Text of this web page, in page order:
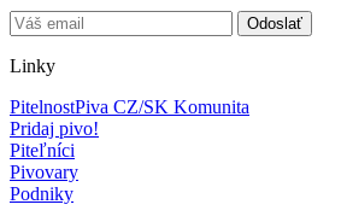
Linky
PitelnostPiva CZ/SK Komunita
Pridaj pivo!
Piteľníci
Pivovary
Podniky